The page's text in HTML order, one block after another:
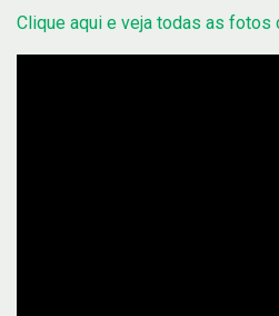
Clique aqui e veja todas as fotos